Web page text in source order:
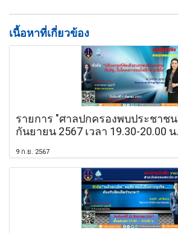
เนื้อหาที่เกี่ยวข้อง
รายการ "ศาลปกครองพบประชาช
กันยายน 2567 เวลา 19.30-20.00 น.
9 ก.ย. 2567